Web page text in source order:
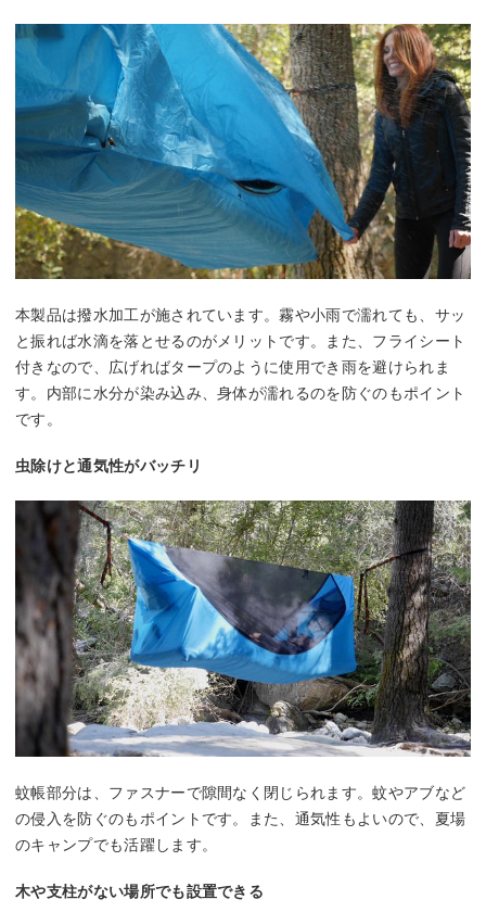
本製品は撥水加工が施されています。霧や小雨で濡れても、サッ
と振れば水滴を落とせるのがメリットです。また、フライシート
付きなので、広げればタープのように使用でき雨を避けられま
す。内部に水分が染み込み、身体が濡れるのを防ぐのもポイント
です。
虫除けと通気性がバッチリ
蚊帳部分は、ファスナーで隙間なく閉じられます。蚊やアブなど
の侵入を防ぐのもポイントです。また、通気性もよいので、夏場
のキャンプでも活躍します。
木や支柱がない場所でも設置できる